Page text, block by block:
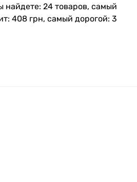
найдете: 24 товаров, самый
408 грн, самый дорогой: 3